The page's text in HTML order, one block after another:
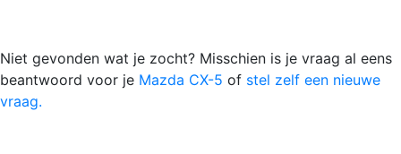
Niet gevonden wat je zocht? Misschien is je vraag al eens
beantwoord voor je Mazda CX-5 of stel zelf een nieuwe
vraag.